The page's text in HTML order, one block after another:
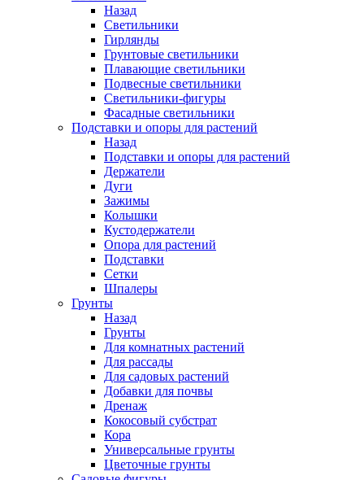
Назад
Светильники
Гирлянды
Грунтовые светильники
Плавающие светильники
Подвесные светильники
Светильники-фигуры
Фасадные светильники
Подставки и опоры для растений
Назад
Подставки и опоры для растений
Держатели
Дуги
Зажимы
Колышки
Кустодержатели
Опора для растений
Подставки
Сетки
Шпалеры
Грунты
Назад
Грунты
Для комнатных растений
Для рассады
Для садовых растений
Добавки для почвы
Дренаж
Кокосовый субстрат
Кора
Универсальные грунты
Цветочные грунты